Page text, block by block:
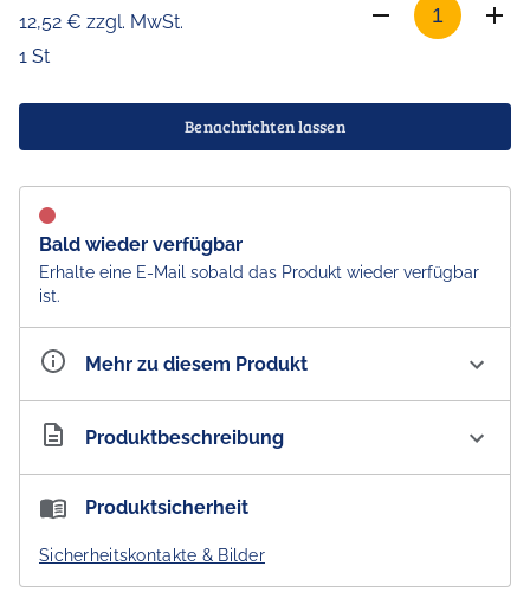
12,52 € zzgl. MwSt.
1 St
Benachrichten lassen
Bald wieder verfügbar
Erhalte eine E-Mail sobald das Produkt wieder verfügbar
ist.
Mehr zu diesem Produkt
Artikelnummer AU300132
Produktbeschreibung
ALPeRSTeIN DeSIGNS Teller - Alma Granites - blau 18
Produktsicherheit
Sicherheitskontakte & Bilder